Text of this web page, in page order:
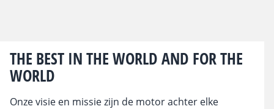
Webshop voor bedrijven
Voor consumenten
THE BEST IN THE WORLD AND FOR THE
WORLD
Onze visie en missie zijn de motor achter elke